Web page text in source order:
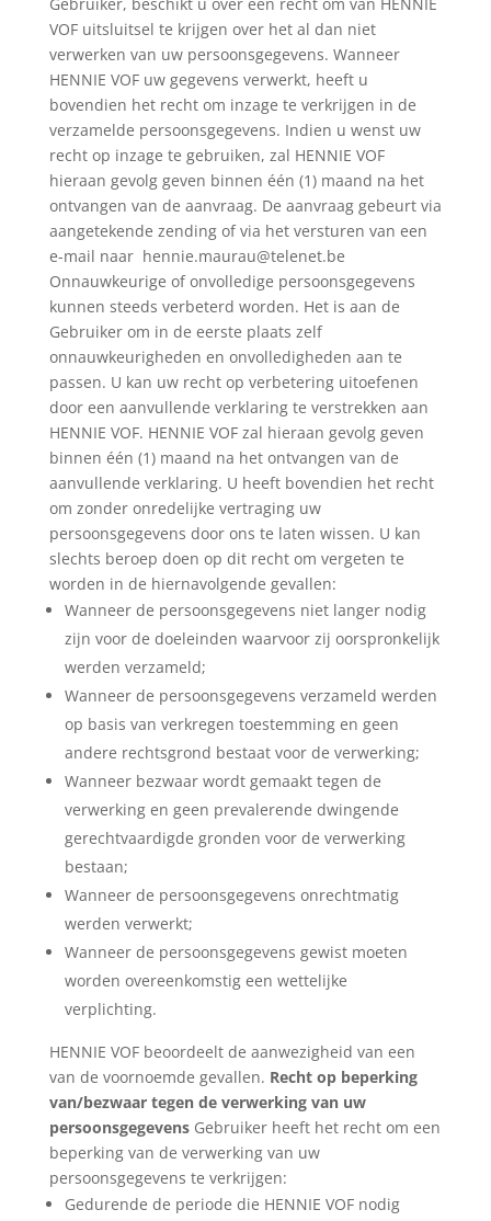
VOF uitsluitsel te krijgen over het al dan niet
verwerken van uw persoonsgegevens. Wanneer
HENNIE VOF uw gegevens verwerkt, heeft u
bovendien het recht om inzage te verkrijgen in de
verzamelde persoonsgegevens. Indien u wenst uw
recht op inzage te gebruiken, zal HENNIE VOF
hieraan gevolg geven binnen één (1) maand na het
ontvangen van de aanvraag. De aanvraag gebeurt via
aangetekende zending of via het versturen van een
e-mail naar hennie.maurau@telenet.be
Onnauwkeurige of onvolledige persoonsgegevens
kunnen steeds verbeterd worden. Het is aan de
Gebruiker om in de eerste plaats zelf
onnauwkeurigheden en onvolledigheden aan te
passen. U kan uw recht op verbetering uitoefenen
door een aanvullende verklaring te verstrekken aan
HENNIE VOF. HENNIE VOF zal hieraan gevolg geven
binnen één (1) maand na het ontvangen van de
aanvullende verklaring. U heeft bovendien het recht
om zonder onredelijke vertraging uw
persoonsgegevens door ons te laten wissen. U kan
slechts beroep doen op dit recht om vergeten te
worden in de hiernavolgende gevallen:
Wanneer de persoonsgegevens niet langer nodig
zijn voor de doeleinden waarvoor zij oorspronkelijk
werden verzameld;
Wanneer de persoonsgegevens verzameld werden
op basis van verkregen toestemming en geen
andere rechtsgrond bestaat voor de verwerking;
Wanneer bezwaar wordt gemaakt tegen de
verwerking en geen prevalerende dwingende
gerechtvaardigde gronden voor de verwerking
bestaan;
Wanneer de persoonsgegevens onrechtmatig
werden verwerkt;
Wanneer de persoonsgegevens gewist moeten
worden overeenkomstig een wettelijke
verplichting.
HENNIE VOF beoordeelt de aanwezigheid van een
van de voornoemde gevallen. Recht op beperking
van/bezwaar tegen de verwerking van uw
persoonsgegevensGebruiker heeft het recht om een
beperking van de verwerking van uw
persoonsgegevens te verkrijgen:
Gedurende de periode die HENNIE VOF nodig